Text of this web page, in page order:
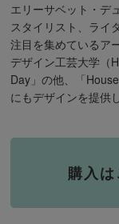
エリーサベット・デ
スタイリスト、ライ
注目を集めているア
デザイン工芸大学（
Day」の他、「
にもデザインを提供
購入は